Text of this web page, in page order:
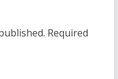
Required